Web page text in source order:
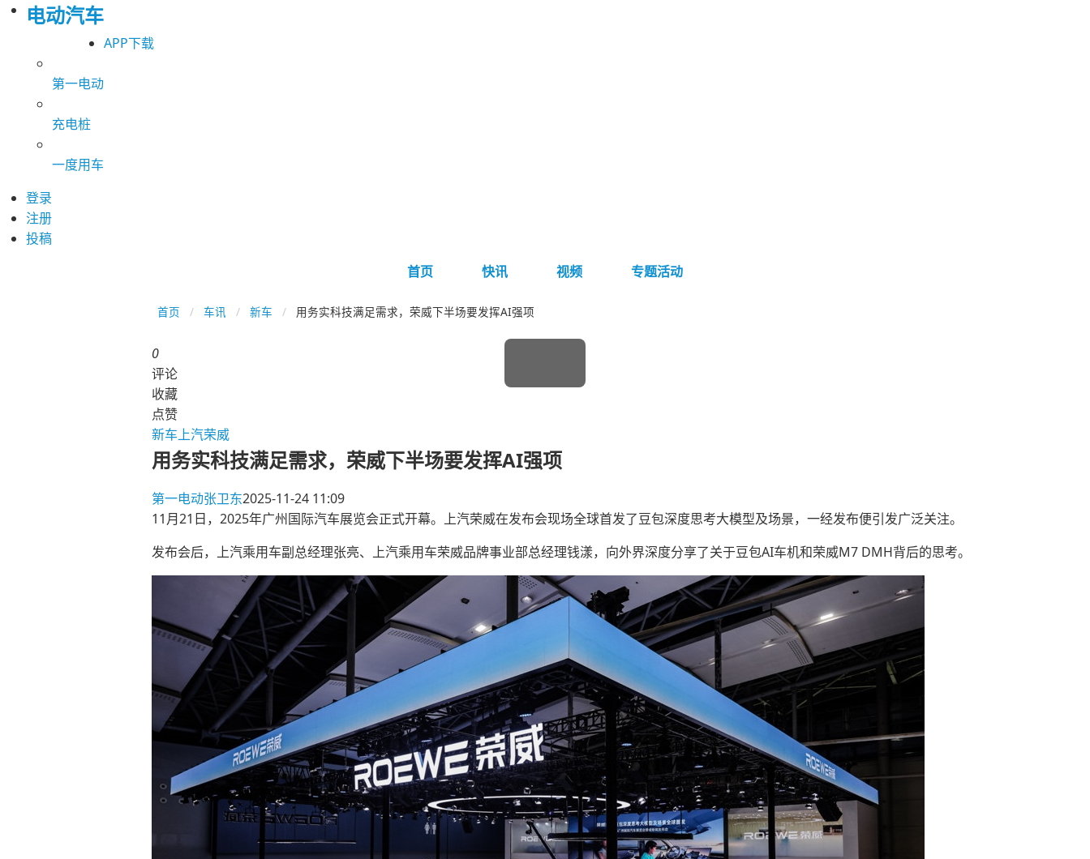
电动汽车
APP下载
第一电动
充电桩
一度用车
登录
注册
投稿
首页
快讯 视频 专题活动
首页 车讯 新车 用务实科技满足需求，荣威下半场要发挥AI强项
0
评论
收藏
点赞
新车上汽荣威
用务实科技满足需求，荣威下半场要发挥AI强项
第一电动张卫东2025-11-24 11:09
11月21日，2025年广州国际汽车展览会正式开幕。上汽荣威在发布会现场全球首发了豆包深度思考大模型及场景，一经发布便引发广泛关注。
发布会后，上汽乘用车副总经理张亮、上汽乘用车荣威品牌事业部总经理钱漾，向外界深度分享了关于豆包AI车机和荣威M7 DMH背后的思考。